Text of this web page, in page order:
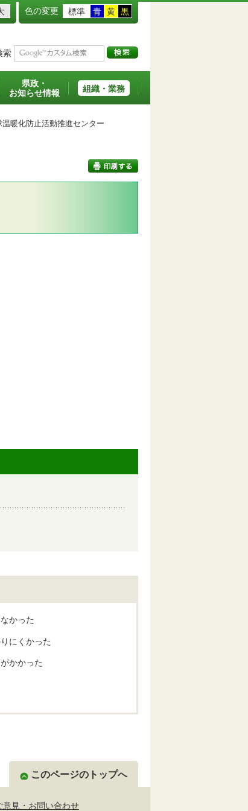
色の変更 標準 青 黄 黒
索
県政・
お知らせ情報
組織・業務
暖化防止活動推進センター
かった
にくかった
かかった
このページのトップへ
意見・お問い合わせ